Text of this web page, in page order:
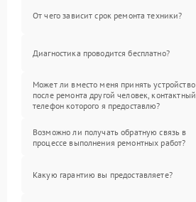
От чего зависит срок ремонта техники?
Диагностика проводится бесплатно?
Может ли вместо меня принять устройство
после ремонта другой человек, контактный
телефон которого я предоставлю?
Возможно ли получать обратную связь в
процессе выполнения ремонтных работ?
Какую гарантию вы предоставляете?